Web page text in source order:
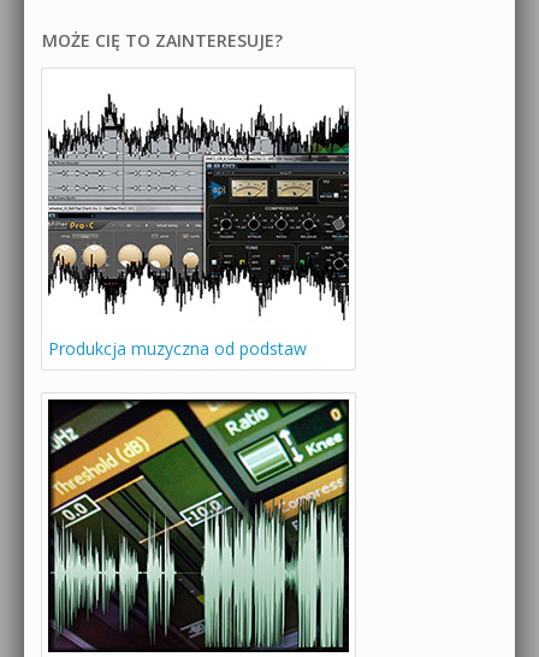
MOŻE CIĘ TO ZAINTERESUJE?
Produkcja muzyczna od podstaw